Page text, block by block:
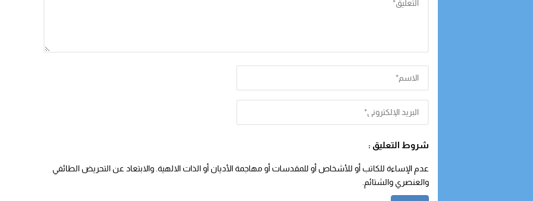
شروط التعليق :
عدم الإساءة للكاتب أو للأشخاص أو للمقدسات أو مهاجمة الأديان أو الذات الالهية. والابتعاد عن التحريض الطائفي
والعنصري والشتائم.